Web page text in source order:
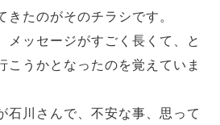
きたのがそのチラシです。
メッセージがすごく長くて、と
こうかとなったのを覚えていま
石川さんで、不安な事、思って